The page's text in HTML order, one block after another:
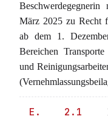
März 2025 zu Recht
ab dem 1.
Bereichen
und
E. 2.1